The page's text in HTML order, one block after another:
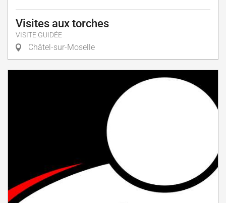
Visites aux torches
VISITE GUIDÉE
Châtel-sur-Moselle